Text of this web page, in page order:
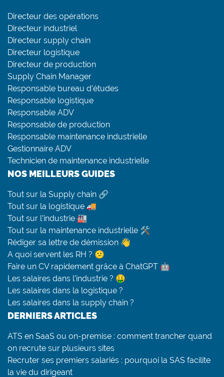
Directeur des opérations
Directeur industriel
Directeur supply chain
Directeur logistique
Directeur de production
Supply Chain Manager
Responsable bureau d’études
Responsable logistique
Responsable ADV
Responsable de production
Responsable maintenance industrielle
Gestionnaire ADV
Technicien de maintenance industrielle
NOS MEILLEURS GUIDES
Tout sur la Supply chain 🔗
Tout sur la logistique 🚚
Tout sur l’industrie 🏭
Tout sur la maintenance industrielle 🛠
Rédiger sa lettre de démission 👋
A quoi servent les RH ? 😕
Faire un CV rapidement grâce à ChatGPT 🤖
Les salaires dans l’industrie ? 🤑
Les salaires dans la logistique ?
Les salaires dans la supply chain ?
DERNIERS ARTICLES
ATS en SaaS ou on-premise : comment trancher quand
on recrute sur plusieurs sites
Recruter ses premiers salariés : pourquoi la SAS facilite
la vie du dirigeant